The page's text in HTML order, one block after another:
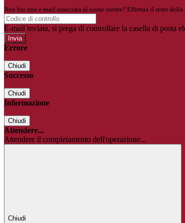
Non hai una e-mail associata al nome utente? Effettua il reset della
E-mail inviata, si prega di controllare la casella di posta
Errore
Chiudi
Successo
Chiudi
Informazione
Chiudi
Attendere...
Attendere il completamento dell'operazione...
Chiudi